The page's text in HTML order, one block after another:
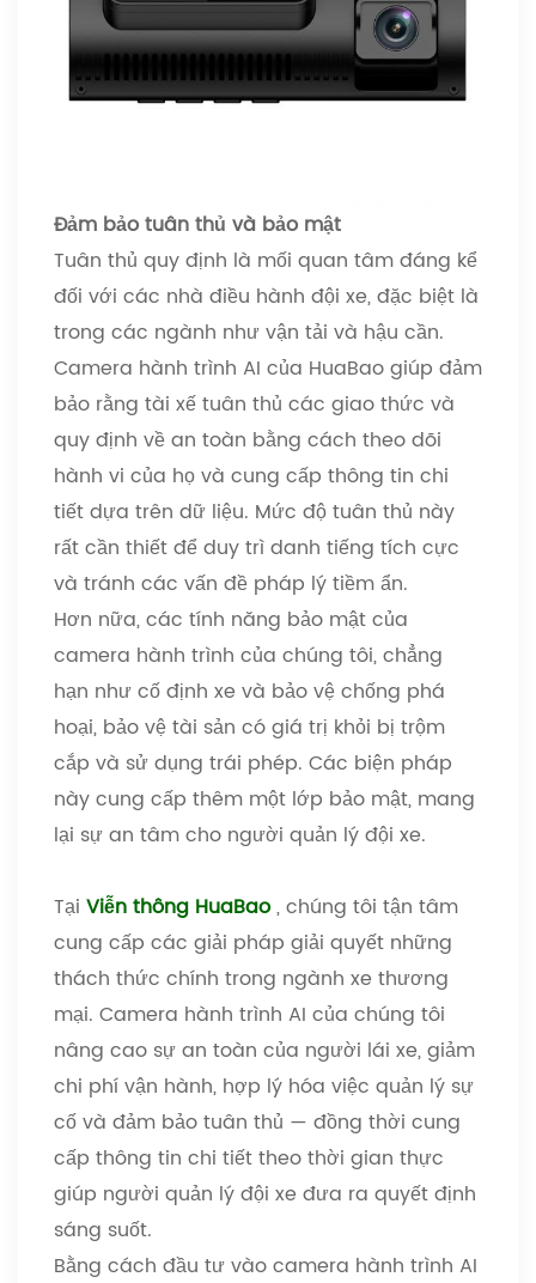
Đảm bảo tuân thủ và bảo mật
Tuân thủ quy định là mối quan tâm đáng kể
đối với các nhà điều hành đội xe, đặc biệt là
trong các ngành như vận tải và hậu cần.
Camera hành trình AI của HuaBao giúp đảm
bảo rằng tài xế tuân thủ các giao thức và
quy định về an toàn bằng cách theo dõi
hành vi của họ và cung cấp thông tin chi
tiết dựa trên dữ liệu. Mức độ tuân thủ này
rất cần thiết để duy trì danh tiếng tích cực
và tránh các vấn đề pháp lý tiềm ẩn.
Hơn nữa, các tính năng bảo mật của
camera hành trình của chúng tôi, chẳng
hạn như cố định xe và bảo vệ chống phá
hoại, bảo vệ tài sản có giá trị khỏi bị trộm
cắp và sử dụng trái phép. Các biện pháp
này cung cấp thêm một lớp bảo mật, mang
lại sự an tâm cho người quản lý đội xe.
Tại Viễn thông HuaBao, chúng tôi tận tâm
cung cấp các giải pháp giải quyết những
thách thức chính trong ngành xe thương
mại. Camera hành trình AI của chúng tôi
nâng cao sự an toàn của người lái xe, giảm
chi phí vận hành, hợp lý hóa việc quản lý sự
cố và đảm bảo tuân thủ — đồng thời cung
cấp thông tin chi tiết theo thời gian thực
giúp người quản lý đội xe đưa ra quyết định
sáng suốt.
Bằng cách đầu tư vào camera hành trình AI